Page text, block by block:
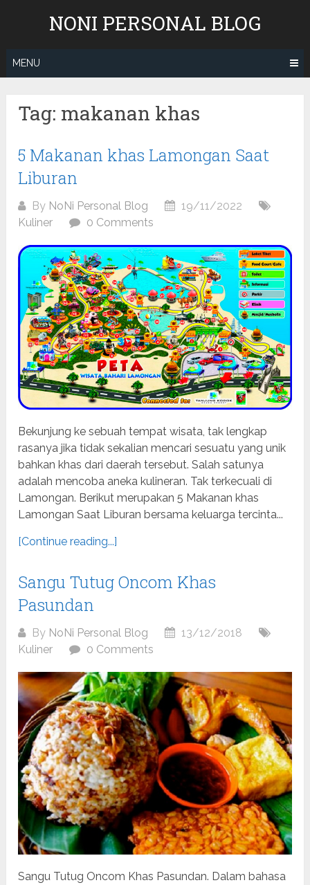
NONI PERSONAL BLOG
MENU
Tag: makanan khas
5 Makanan khas Lamongan Saat
Liburan
By NoNi Personal Blog
19/11/2022
Kuliner
0 Comments
Bekunjung ke sebuah tempat wisata, tak lengkap
rasanya jika tidak sekalian mencari sesuatu yang unik
bahkan khas dari daerah tersebut. Salah satunya
adalah mencoba aneka kulineran. Tak terkecuali di
Lamongan. Berikut merupakan 5 Makanan khas
Lamongan Saat Liburan bersama keluarga tercinta...
[Continue reading...]
Sangu Tutug Oncom Khas
Pasundan
By NoNi Personal Blog
13/12/2018
Kuliner
0 Comments
Sangu Tutug Oncom Khas Pasundan. Dalam bahasa